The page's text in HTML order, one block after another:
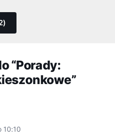
“Porady:
10:10